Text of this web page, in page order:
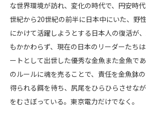
な世界環境が訪れ、変化の時代で、円安時
世紀から20世紀の前半に日本中にいた、野
にかけて活躍しようとする日本人の復活が
もかかわらず、現在の日本のリーダーたち
ートとして出世した優秀な金魚また金魚で
のルールに魂を売ることで、責任を金魚鉢
得られる餌を待ち、尻尾をひらひらさせな
をむさぼっている。東京電力だけでなく。